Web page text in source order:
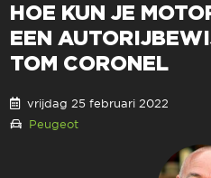
HOE KUN JE
EEN
TOM CORONEL
vrijdag 25 februari 2022
Peugeot